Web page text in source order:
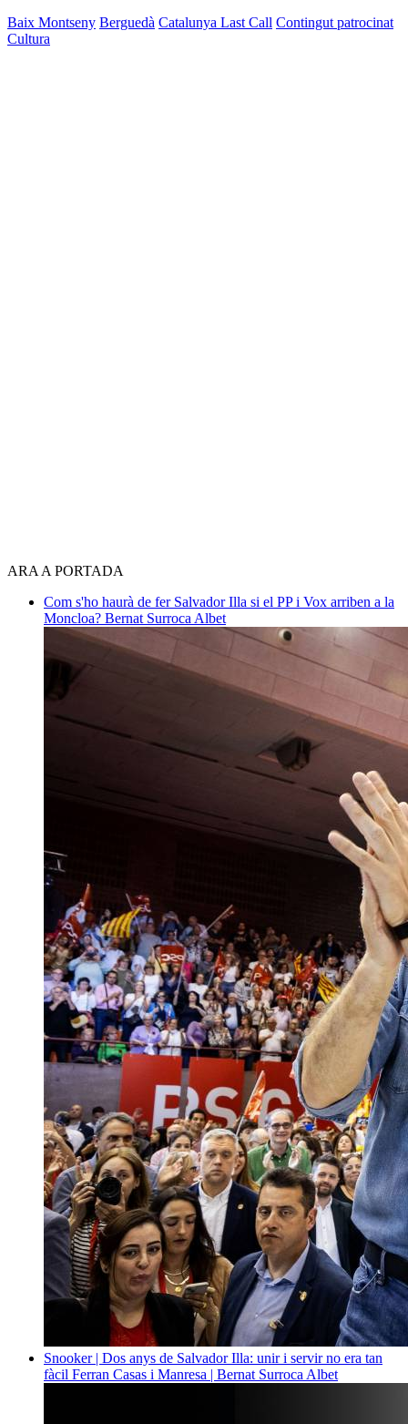
Baix Montseny Berguedà Catalunya Last Call Contingut patrocinat
Cultura
ARA A PORTADA
Com s'ho haurà de fer Salvador Illa si el PP i Vox arriben a la
Moncloa? Bernat Surroca Albet
Snooker | Dos anys de Salvador Illa: unir i servir no era tan
fàcil Ferran Casas i Manresa | Bernat Surroca Albet